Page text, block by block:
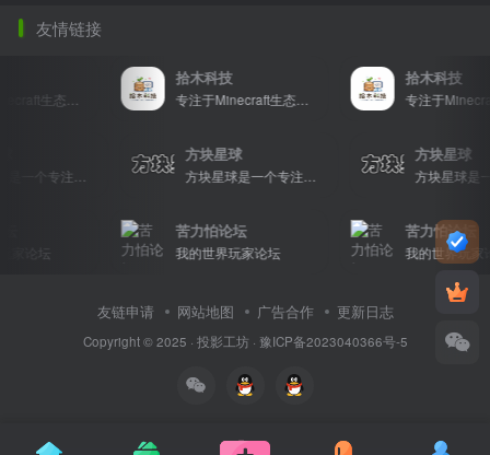
友情链接
专注于Minecraft生态建设
拾木科技
专注于Minecraft生态建设
拾木科技
方块星球是一个专注于我的世界的中文论坛，提供丰富的资源分享、玩家交流和创意展示，包括地图、皮肤、数据包等内容，打造Minecraft玩家的专属社区乐园！
方块星球
方块星球是一个专注于我的世界的中文论坛，提供丰富的资源分享、玩家交流和创意展示，包括地图、皮肤、数据包等内容，打造Minecraft玩家的专属社区乐园！
方块星球
家论坛
苦力怕论坛
我的世界玩家论坛
苦力怕论坛
我的世界玩家
友链申请 网站地图 广告合作 更新日志
Copyright © 2025 · 投影工坊· 豫ICP备2023040366号-5